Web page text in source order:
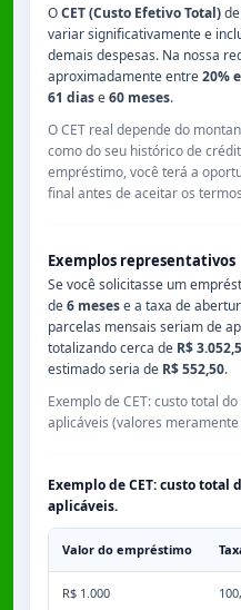
OCET (Custo Efetivo Total)
variar significativamente e
demais despesas. Na nossa
aproximadamente entre20%
61 diase60 meses.
O CET real depende do
como do seu histórico de
empréstimo, você terá a
final antes de aceitar os
Exemplos representativos
Se você solicitasse um
de6 mesese a taxa de
parcelas mensais seriam de
totalizando cerca de R$
estimado seria de R$ 552,50.
Exemplo de CET: custo total
aplicáveis (valores
Exemplo de CET: custo total
aplicáveis.
Valor do empréstimo
R$ 1.000